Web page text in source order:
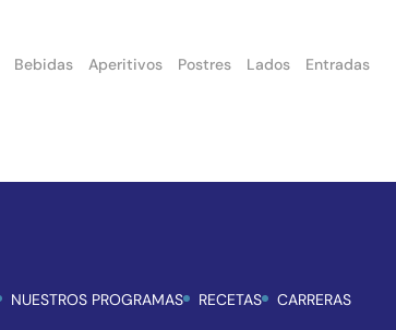
Bebidas Aperitivos Postres Lados
Entradas
NUESTROS PROGRAMAS RECETAS CARRERAS